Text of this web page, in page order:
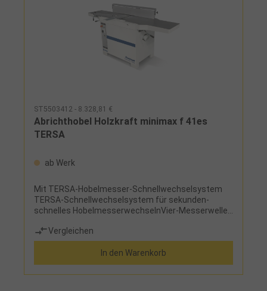
ST5503412 - 8.328,81 €
Abrichthobel Holzkraft minimax f 41es
TERSA
ab Werk
Mit TERSA-Hobelmesser-Schnellwechselsystem
TERSA-Schnellwechselsystem für sekunden­
schnelles HobelmesserwechselnVier-Messerwelle
Präzisionsaggregat und dank der schweren
GussausführungLange Abrichttische für präzises
AbrichtenRobuste Abrichttische aus verripptem
Grauguss, gefräst und spannungsfrei, dadurch
unempfindlich und dauerhaft planGroßer stabiler
Vergleichen
In den Warenkorb